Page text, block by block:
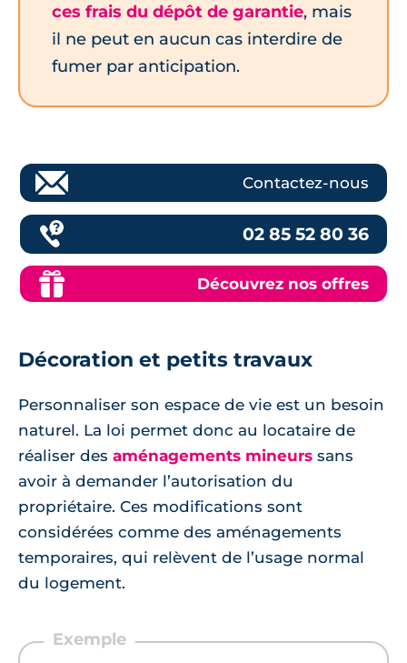
ces frais du dépôt de garantie, mais
il ne peut en aucun cas interdire de
fumer par anticipation.
Contactez-nous
02 85 52 80 36
Découvrez nos offres
Décoration et petits travaux
Personnaliser son espace de vie est un besoin
naturel. La loi permet donc au locataire de
réaliser des aménagements mineurs sans
avoir à demander l’autorisation du
propriétaire. Ces modifications sont
considérées comme des aménagements
temporaires, qui relèvent de l’usage normal
du logement.